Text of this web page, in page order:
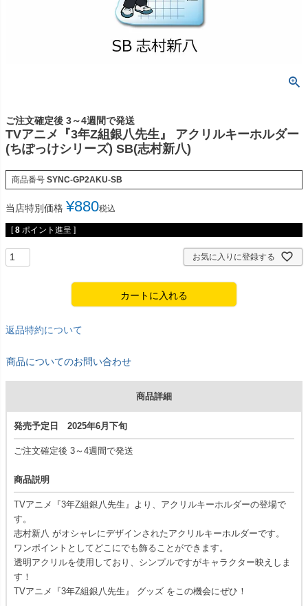
ご注文確定後 3～4週間で発送
TVアニメ『3年Z組銀八先生』 アクリルキーホルダー
(ちぽっけシリーズ) SB(志村新八)
商品番号 SYNC-GP2AKU-SB
当店特別価格 ¥880税込
[ 8 ポイント進呈 ]
お気に入りに登録する
カートに入れる
返品特約について
商品についてのお問い合わせ
商品詳細
発売予定日 2025年6月下旬
ご注文確定後 3～4週間で発送
商品説明
TVアニメ『3年Z組銀八先生』より、アクリルキーホルダーの登場で
す。
志村新八 がオシャレにデザインされたアクリルキーホルダーです。
ワンポイントとしてどこにでも飾ることができます。
透明アクリルを使用しており、シンプルですがキャラクター映えしま
す！
TVアニメ『3年Z組銀八先生』 グッズ をこの機会にぜひ！